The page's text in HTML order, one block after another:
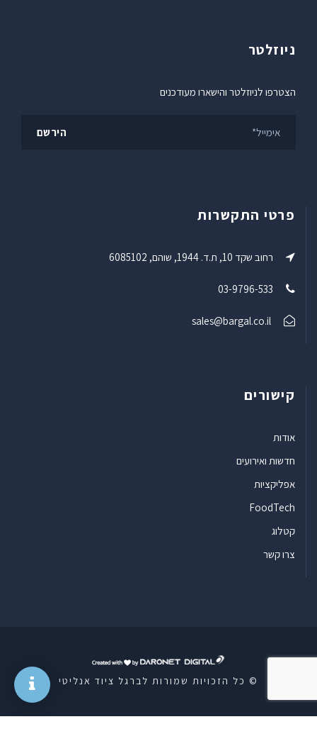
ניוזלטר
הצטרפו לניוזלטר והישארו מעודכנים
פרטי התקשרות
רחוב שקד 10, ת.ד. 1944, שוהם, 6085102
sales@bargal.co.il
קישורים
אודות
חדשות ואירועים
אפליקציות
FoodTech
קטלוג
צרו קשר
ד
ר
© כל הזכויות שמורות לברגל ציוד אנליטי